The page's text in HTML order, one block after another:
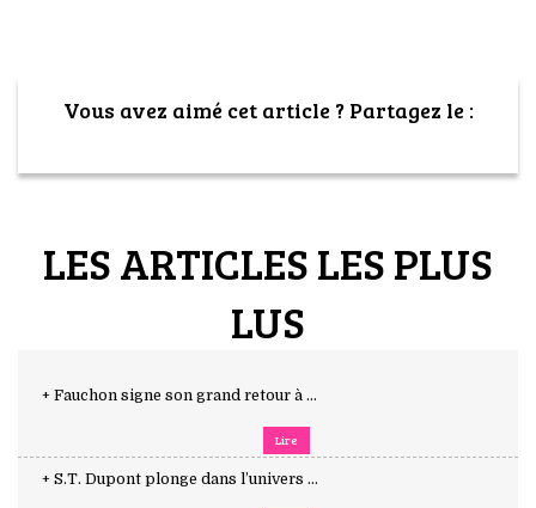
Vous avez aimé cet article ? Partagez le :
LES ARTICLES LES PLUS
LUS
+ Fauchon signe son grand retour à ...
Lire
+ S.T. Dupont plonge dans l’univers ...